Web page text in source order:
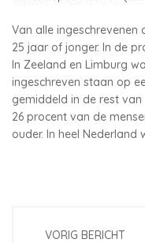
Van alle
25 jaar of jonger. In de
In Zeeland en Limburg
ingeschreven staan op
gemiddeld in de rest
26 procent van de
ouder. In heel Nederland
VORIG BERICHT